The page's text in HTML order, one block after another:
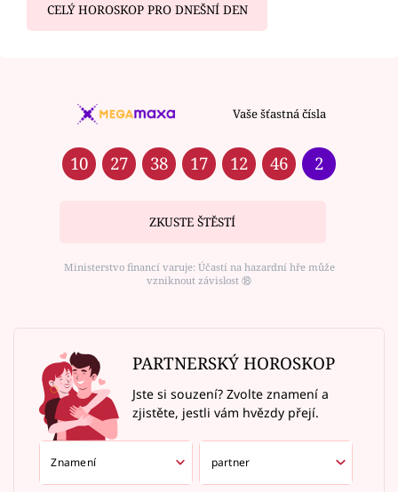
CELÝ HOROSKOP PRO DNEŠNÍ DEN
Vaše šťastná čísla
10 27 38 17 12 46 2
ZKUSTE ŠTĚSTÍ
Ministerstvo financí varuje: Účastí na hazardní hře může
vzniknout závislost ⑱
PARTNERSKÝ HOROSKOP
Jste si souzení? Zvolte znamení a
zjistěte, jestli vám hvězdy přejí.